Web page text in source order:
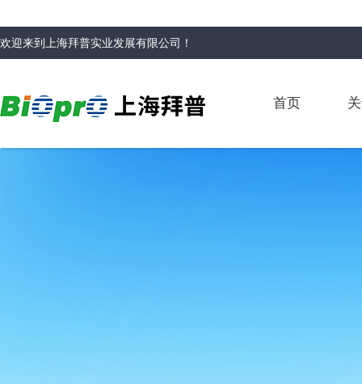
欢迎来到 上海拜普实业发展有限公司 ！
首页